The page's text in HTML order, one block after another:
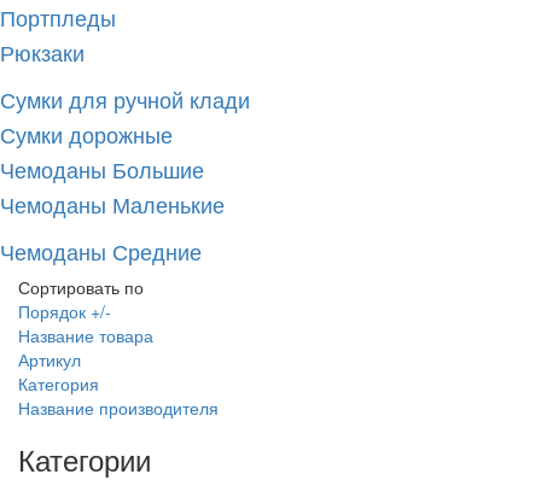
Портпледы
Рюкзаки
Сумки для ручной клади
Сумки дорожные
Чемоданы Большие
Чемоданы Маленькие
Чемоданы Средние
Сортировать по
Порядок +/-
Название товара
Артикул
Категория
Название производителя
Категории